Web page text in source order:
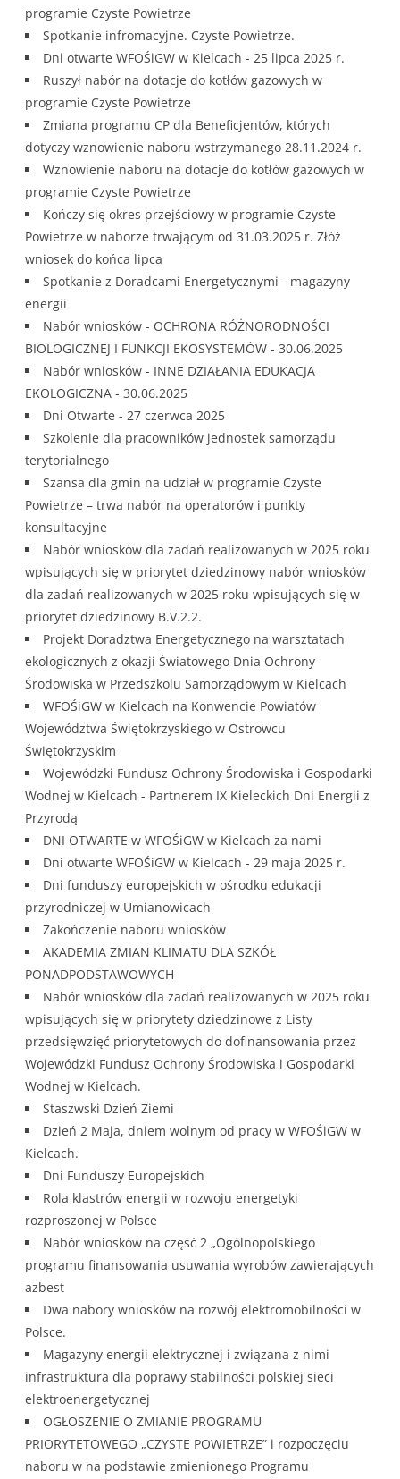
programie Czyste Powietrze
Spotkanie infromacyjne. Czyste Powietrze.
Dni otwarte WFOŚiGW w Kielcach - 25 lipca 2025 r.
Ruszył nabór na dotacje do kotłów gazowych w
programie Czyste Powietrze
Zmiana programu CP dla Beneficjentów, których
dotyczy wznowienie naboru wstrzymanego 28.11.2024 r.
Wznowienie naboru na dotacje do kotłów gazowych w
programie Czyste Powietrze
Kończy się okres przejściowy w programie Czyste
Powietrze w naborze trwającym od 31.03.2025 r. Złóż
wniosek do końca lipca
Spotkanie z Doradcami Energetycznymi - magazyny
energii
Nabór wniosków - OCHRONA RÓŻNORODNOŚCI
BIOLOGICZNEJ I FUNKCJI EKOSYSTEMÓW - 30.06.2025
Nabór wniosków - INNE DZIAŁANIA EDUKACJA
EKOLOGICZNA - 30.06.2025
Dni Otwarte - 27 czerwca 2025
Szkolenie dla pracowników jednostek samorządu
terytorialnego
Szansa dla gmin na udział w programie Czyste
Powietrze – trwa nabór na operatorów i punkty
konsultacyjne
Nabór wniosków dla zadań realizowanych w 2025 roku
wpisujących się w priorytet dziedzinowy nabór wniosków
dla zadań realizowanych w 2025 roku wpisujących się w
priorytet dziedzinowy B.V.2.2.
Projekt Doradztwa Energetycznego na warsztatach
ekologicznych z okazji Światowego Dnia Ochrony
Środowiska w Przedszkolu Samorządowym w Kielcach
WFOŚiGW w Kielcach na Konwencie Powiatów
Województwa Świętokrzyskiego w Ostrowcu
Świętokrzyskim
Wojewódzki Fundusz Ochrony Środowiska i Gospodarki
Wodnej w Kielcach - Partnerem IX Kieleckich Dni Energii z
Przyrodą
DNI OTWARTE w WFOŚiGW w Kielcach za nami
Dni otwarte WFOŚiGW w Kielcach - 29 maja 2025 r.
Dni funduszy europejskich w ośrodku edukacji
przyrodniczej w Umianowicach
Zakończenie naboru wniosków
AKADEMIA ZMIAN KLIMATU DLA SZKÓŁ
PONADPODSTAWOWYCH
Nabór wniosków dla zadań realizowanych w 2025 roku
wpisujących się w priorytety dziedzinowe z Listy
przedsięwzięć priorytetowych do dofinansowania przez
Wojewódzki Fundusz Ochrony Środowiska i Gospodarki
Wodnej w Kielcach.
Staszwski Dzień Ziemi
Dzień 2 Maja, dniem wolnym od pracy w WFOŚiGW w
Kielcach.
Dni Funduszy Europejskich
Rola klastrów energii w rozwoju energetyki
rozproszonej w Polsce
Nabór wniosków na część 2 „Ogólnopolskiego
programu finansowania usuwania wyrobów zawierających
azbest
Dwa nabory wniosków na rozwój elektromobilności w
Polsce.
Magazyny energii elektrycznej i związana z nimi
infrastruktura dla poprawy stabilności polskiej sieci
elektroenergetycznej
OGŁOSZENIE O ZMIANIE PROGRAMU
PRIORYTETOWEGO „CZYSTE POWIETRZE” i rozpoczęciu
naboru w na podstawie zmienionego Programu